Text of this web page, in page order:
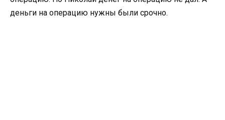
деньги на операцию нужны были срочно.